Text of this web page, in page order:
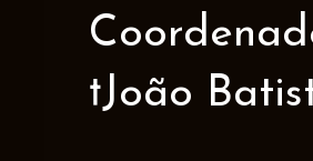
†João